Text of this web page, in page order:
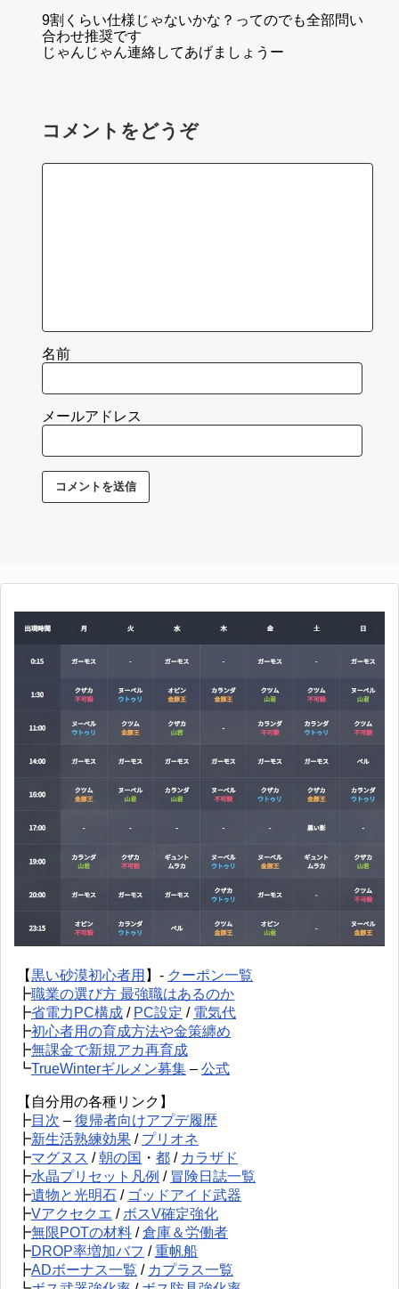
9割くらい仕様じゃないかな？ってのでも全部問い
合わせ推奨です
じゃんじゃん連絡してあげましょうー
コメントをどうぞ
名前
メールアドレス
【黒い砂漠初心者用 】- クーポン一覧
┣職業の選び方 最強職はあるのか
┣省電力PC構成 / PC設定 / 電気代
┣初心者用の育成方法や金策纏め
┣無課金で新規アカ再育成
┗TrueWinterギルメン募集 – 公式
【自分用の各種リンク】
┣目次 – 復帰者向けアプデ履歴
┣新生活熟練効果 / プリオネ
┣マグヌス /朝の国 ・ 都 / カラザド
┣水晶プリセット凡例 / 冒険日誌一覧
┣遺物と光明石 / ゴッドアイド武器
┣Vアクセクエ / ボスV確定強化
┣無限POTの材料 /倉庫＆労働者
┣DROP率増加バフ /重帆船
┣ADボーナス一覧 / カプラス一覧